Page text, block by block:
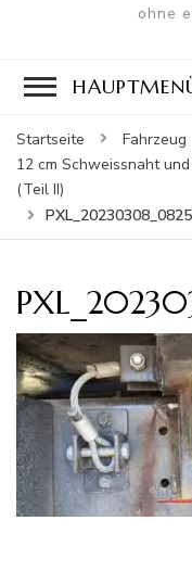
ohne
Startseite
Fahrzeug
12 cm Schweissnaht
(Teil II)